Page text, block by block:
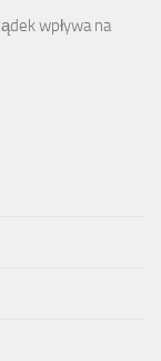
wpływa na